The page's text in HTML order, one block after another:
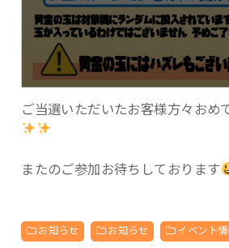
ご当選いただいたお客様方々おめ
またのご参加お待ちしております
お知らせ お知らせ イベント情